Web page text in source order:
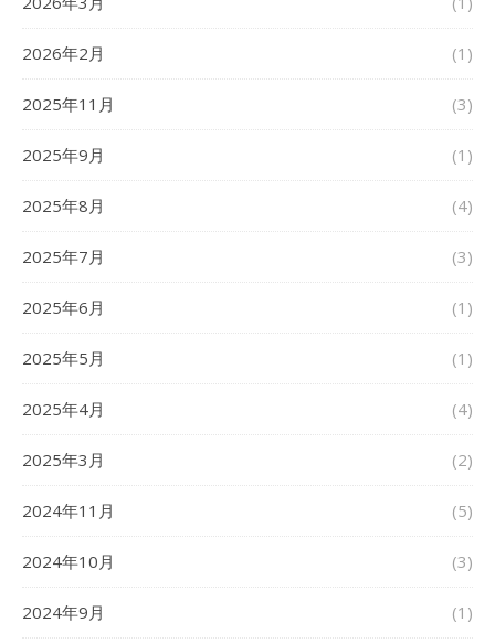
2026年2月 (1)
2025年11月 (3)
2025年9月 (1)
2025年8月 (4)
2025年7月 (3)
2025年6月 (1)
2025年5月 (1)
2025年4月 (4)
2025年3月 (2)
2024年11月 (5)
2024年10月 (3)
2024年9月 (1)